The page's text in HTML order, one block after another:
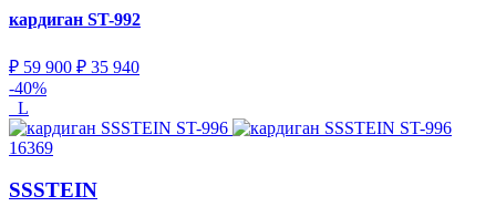
кардиган ST-992
₽ 59 900 ₽ 35 940
-40%
L
16369
SSSTEIN